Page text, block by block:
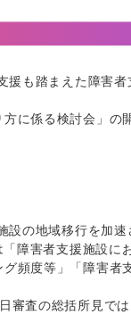
も踏まえた障害
に係る検討会」の
の地域移行を加速
害者支援施設に
頻度等」「障害
査の総括所見で